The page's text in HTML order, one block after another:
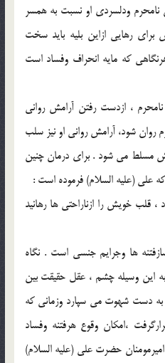
نامحرم ودلسردي او نسبت به همسر
رهايي ازاين بليه بايد سخت
که مايه انحراف وفساد است
، ازدست رفتن آرامش رواني
روان شود، آرامش رواني او نيز سلب
مسلط مي شود . براي درمان چنين
علي (عليه السلام) فرموده است :
خويش را ازناراحتي ها رهانيد
ها وجرايم جنسي است . نگاه
اين وسيله چشم ، عقل حقيقت بين
به دست شهوت مي سپارد وزماني که
،امکان وقوع هرفتنه وفساد
حضرت علي (عليه السلام)